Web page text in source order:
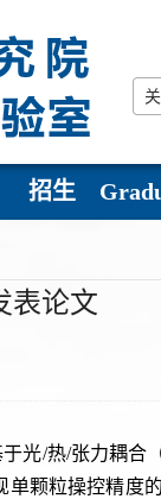
招生
表论文
光/热/张力耦合
颗粒操控精度